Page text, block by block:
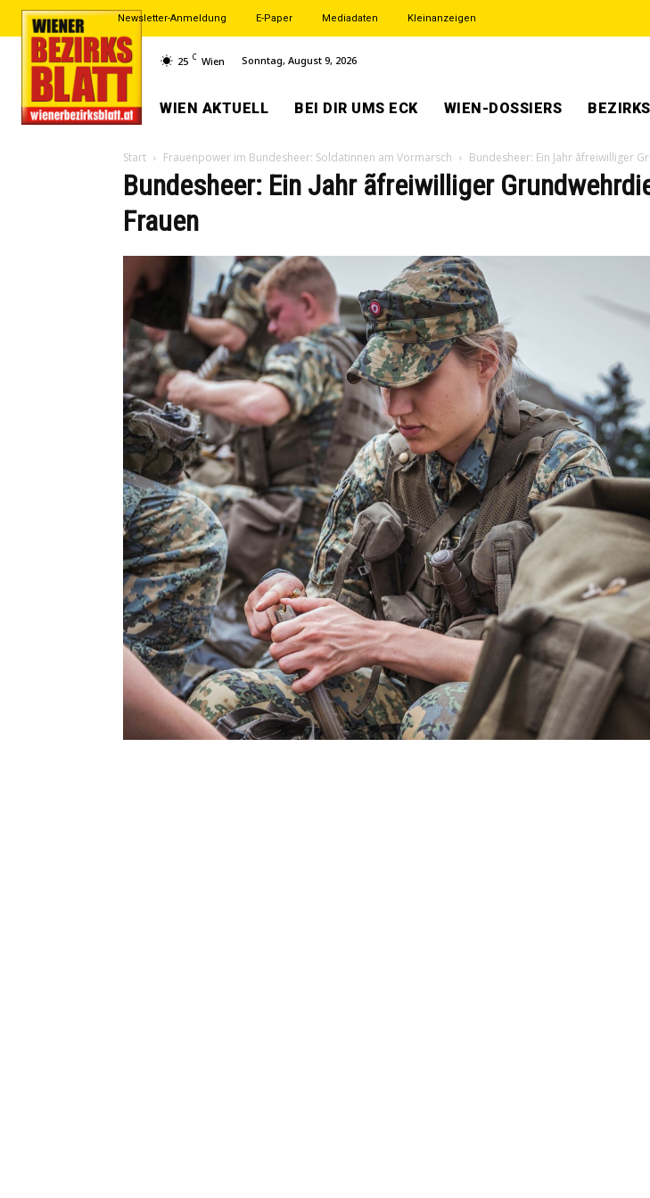
Newsletter-Anmeldung E-Paper Mediadaten Kleinanzeigen
25 C Wien Sonntag, August 9, 2026
WIEN AKTUELL BEI DIR UMS ECK WIEN-DOSSIERS
Start Frauenpower im Bundesheer: Soldatinnen am Vormarsch Bundesheer: Ein Jahr ãfreiwilliger
Bundesheer: Ein Jahr ãfreiwilliger
Frauen